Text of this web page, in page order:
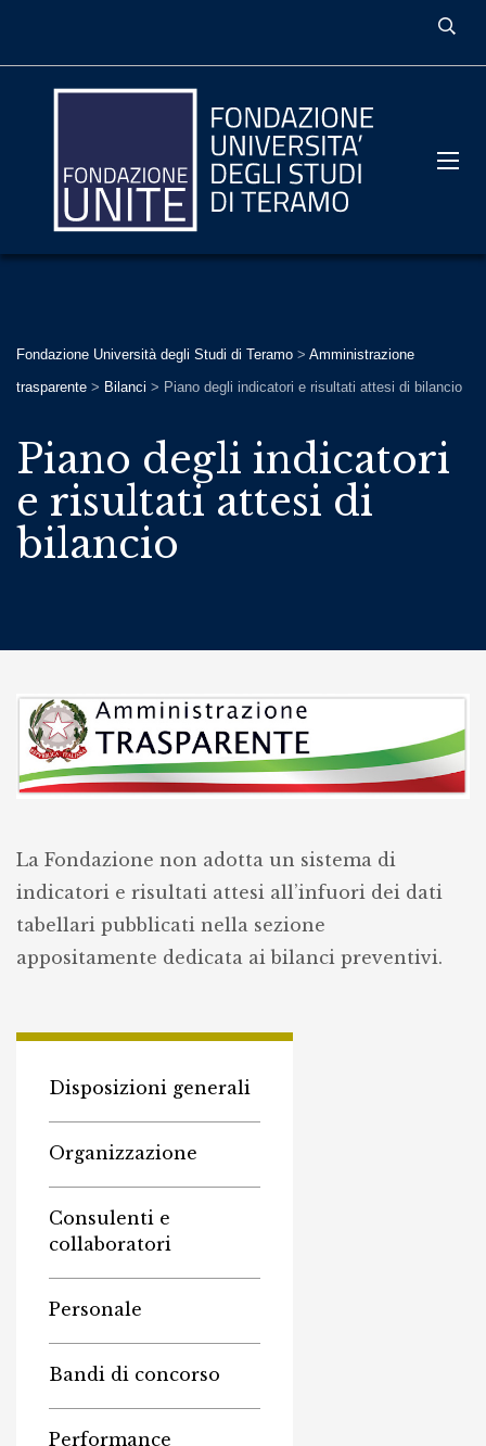
Fondazione Università degli Studi di Teramo > Amministrazione
trasparente > Bilanci > Piano degli indicatori e risultati attesi di bilancio
Piano degli indicatori
e risultati attesi di
bilancio
La Fondazione non adotta un sistema di
indicatori e risultati attesi all’infuori dei dati
tabellari pubblicati nella sezione
appositamente dedicata ai bilanci preventivi.
Disposizioni generali
Organizzazione
Consulenti e
collaboratori
Personale
Bandi di concorso
Performance